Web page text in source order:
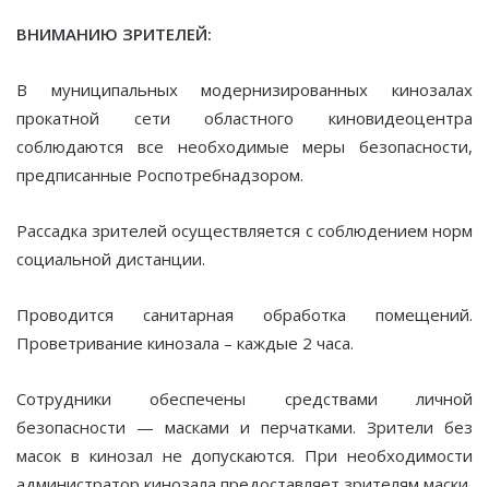
ВНИМАНИЮ ЗРИТЕЛЕЙ:
В муниципальных модернизированных кинозалах
прокатной сети областного киновидеоцентра
соблюдаются все необходимые меры безопасности,
предписанные Роспотребнадзором.
Рассадка зрителей осуществляется с соблюдением норм
социальной дистанции.
Проводится санитарная обработка помещений.
Проветривание кинозала – каждые 2 часа.
Сотрудники обеспечены средствами личной
безопасности — масками и перчатками. Зрители без
масок в кинозал не допускаются. При необходимости